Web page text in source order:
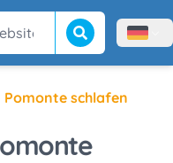
Suche beginnen
Menù
Pomonte schlafen